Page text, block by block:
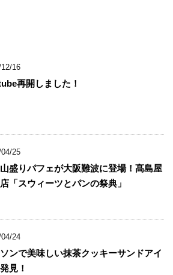
16
再開しました！
25
盛りパフェが大阪難波に登場！髙島屋
「スウィーツとパンの祭典」
24
ンで美味しい抹茶クッキーサンドアイ
見！